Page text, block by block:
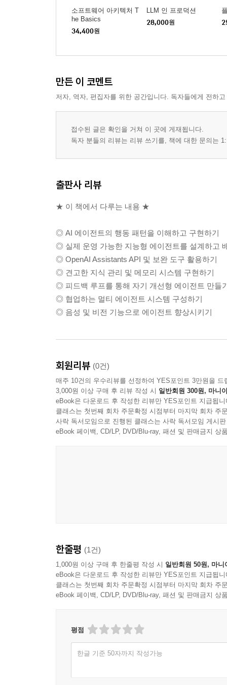
소프트웨어 아키텍처 T
he Basics
34,400원
LLM 인 프로덕션
28,000원
만든 이 코멘트
저자, 역자, 편집자를 위한 공간입니다. 독자들에게 전하
접수된 글은 확인을 거쳐 이 곳에 게재됩니다.
독자 분들의 리뷰는 리뷰 쓰기를, 책에 대한 문의는
출판사 리뷰
★ 이 책에서 다루는 내용 ★
◎ AI 에이전트의 행동 패턴을 이해하고 구현하기
◎ 실제 운영 가능한 지능형 에이전트를 설계하고
◎ OpenAI Assistants API 및 보완 도구 활용하기
◎ 견고한 지식 관리 및 메모리 시스템 구현하기
◎ 피드백 루프를 통해 자기 개선형 에이전트 만들
◎ 협업하는 멀티 에이전트 시스템 구성하기
◎ 음성 및 비전 기능으로 에이전트 향상시키기
회원리뷰 (0건)
매주 10건의 우수리뷰를 선정하여 YES포인트 3만원을 드
3,000원 이상 구매 후 리뷰 작성 시 일반회원 300원, 마니
eBook은 다운로드 후 작성한 리뷰만 YES포인트 지급됩니
클래스는 첫번째 회차 주문확정 시점부터 마지막 회차 주
사락 독서모임으로 진행된 클래스는 사락 독서모임 게시
eBook 페이백, CD/LP, DVD/Blu-ray, 패션 및 판매금지 상
한줄평 (1건)
1,000원 이상 구매 후 한줄평 작성 시 일반회원 50원, 마니
eBook은 다운로드 후 작성한 리뷰만 YES포인트 지급됩니
클래스는 첫번째 회차 주문확정 시점부터 마지막 회차 주
eBook 페이백, CD/LP, DVD/Blu-ray, 패션 및 판매금지 상
평점
한글 기준 50자까지 작성가능